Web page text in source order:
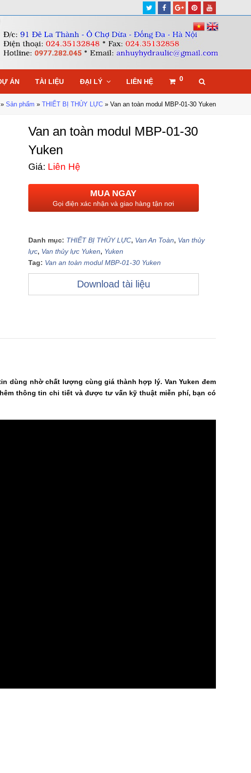
TwitterFacebook
Google
Plus
Pinterest
ÁN TÀI LIỆU ĐẠI LÝ LIÊN HỆ 0
» Sản phẩm » THIẾT BỊ THỦY LỰC » Van an toàn modul MBP-01-30 Yuken
Van an toàn modul MBP-01-30
Yuken
Giá: Liên Hệ
MUA NGAY
Gọi điện xác nhận và giao hàng tận nơi
Danh mục: THIẾT BỊ THỦY LỰC, Van An Toàn, Van thủy
lực, Van thủy lực Yuken, Yuken
Tag: Van an toàn modul MBP-01-30 Yuken
Download tài liệu
dùng nhờ chất lượng cùng giá thành hợp lý. Van Yuken đem
thông tin chi tiết và được tư vấn kỹ thuật miễn phí, bạn có